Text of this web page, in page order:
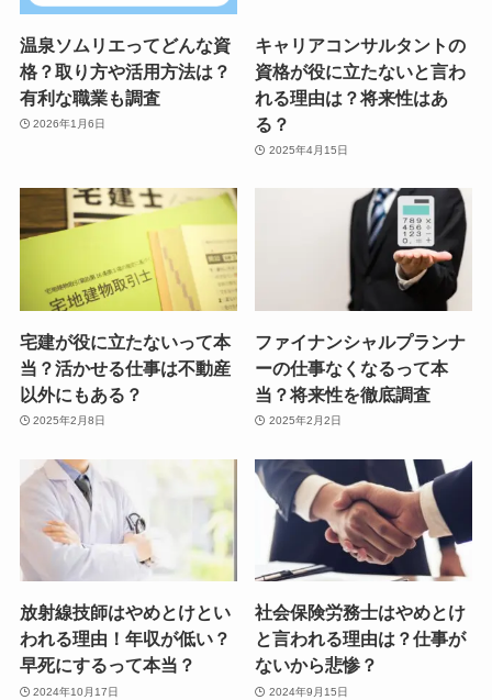
温泉ソムリエってどんな資
格？取り方や活用方法は？
有利な職業も調査
2026年1月6日
キャリアコンサルタントの
資格が役に立たないと言わ
れる理由は？将来性はあ
る？
2025年4月15日
宅建が役に立たないって本
当？活かせる仕事は不動産
以外にもある？
2025年2月8日
ファイナンシャルプランナ
ーの仕事なくなるって本
当？将来性を徹底調査
2025年2月2日
放射線技師はやめとけとい
われる理由！年収が低い？
早死にするって本当？
2024年10月17日
社会保険労務士はやめとけ
と言われる理由は？仕事が
ないから悲惨？
2024年9月15日